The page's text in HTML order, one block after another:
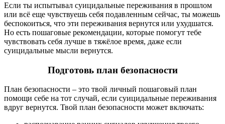
Если ты испытывал суицидальные переживания в прошлом
или всё еще чувствуешь себя подавленным сейчас, ты можешь
беспокоиться, что эти переживания вернутся или ухудшатся.
Но есть пошаговые рекомендации, которые помогут тебе
чувствовать себя лучше в тяжёлое время, даже если
суицидальные мысли вернутся.
Подготовь план безопасности
План безопасности – это твой личный пошаговый план
помощи себе на тот случай, если суицидальные переживания
вдруг вернутся. Твой план безопасности может включать: